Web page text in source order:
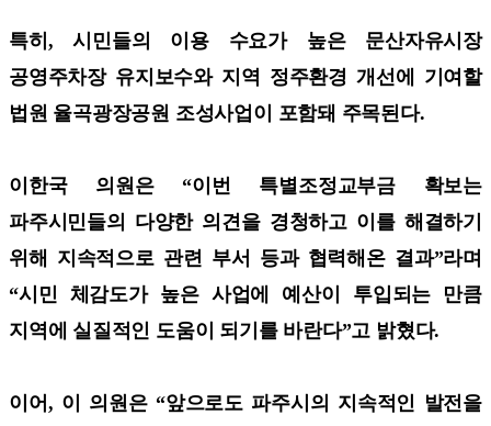
특히, 시민들의 이용 수요가 높은 문산자유시장
공영주차장 유지보수와 지역 정주환경 개선에 기여할
법원 율곡광장공원 조성사업이 포함돼 주목된다.
이한국 의원은 “이번 특별조정교부금 확보는
파주시민들의 다양한 의견을 경청하고 이를 해결하기
위해 지속적으로 관련 부서 등과 협력해온 결과”라며
“시민 체감도가 높은 사업에 예산이 투입되는 만큼
지역에 실질적인 도움이 되기를 바란다”고 밝혔다.
이어, 이 의원은 “앞으로도 파주시의 지속적인 발전을